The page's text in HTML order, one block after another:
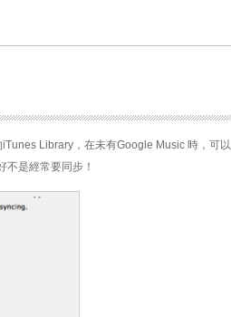
Library，在未有Google Music 時，可以
是經常要同步！